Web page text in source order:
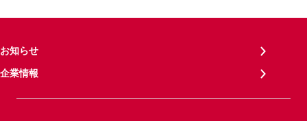
お知らせ
企業情報